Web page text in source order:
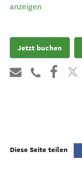
anzeigen
Jetzt buchen
Diese Seite teilen